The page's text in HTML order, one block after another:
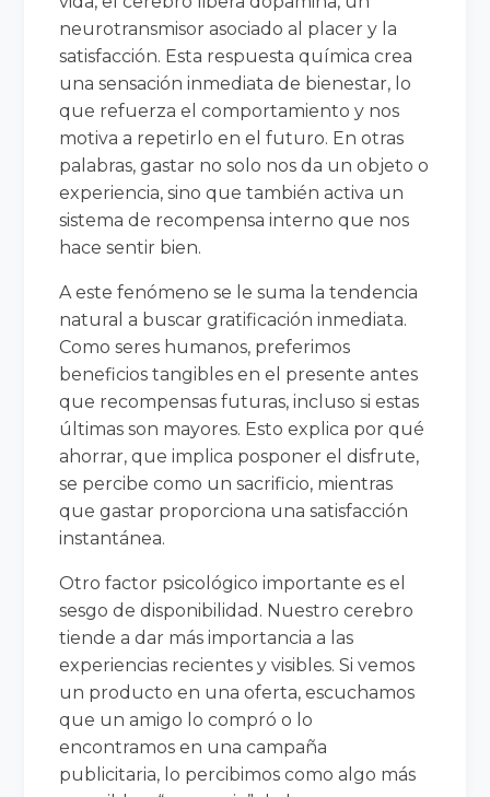
neurotransmisor asociado al placer y la
satisfacción. Esta respuesta química crea
una sensación inmediata de bienestar, lo
que refuerza el comportamiento y nos
motiva a repetirlo en el futuro. En otras
palabras, gastar no solo nos da un objeto o
experiencia, sino que también activa un
sistema de recompensa interno que nos
hace sentir bien.
A este fenómeno se le suma la tendencia
natural a buscar gratificación inmediata.
Como seres humanos, preferimos
beneficios tangibles en el presente antes
que recompensas futuras, incluso si estas
últimas son mayores. Esto explica por qué
ahorrar, que implica posponer el disfrute,
se percibe como un sacrificio, mientras
que gastar proporciona una satisfacción
instantánea.
Otro factor psicológico importante es el
sesgo de disponibilidad. Nuestro cerebro
tiende a dar más importancia a las
experiencias recientes y visibles. Si vemos
un producto en una oferta, escuchamos
que un amigo lo compró o lo
encontramos en una campaña
publicitaria, lo percibimos como algo más